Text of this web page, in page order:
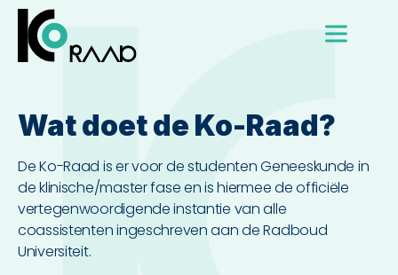
Wat doet de Ko-Raad?
De Ko-Raad is er voor de studenten Geneeskunde in
de klinische/master fase en is hiermee de officiële
vertegenwoordigende instantie van alle
coassistenten ingeschreven aan de Radboud
Universiteit.